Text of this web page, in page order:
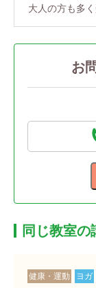
大人の方も多
お
同じ教室の
健康・運動 ヨガ